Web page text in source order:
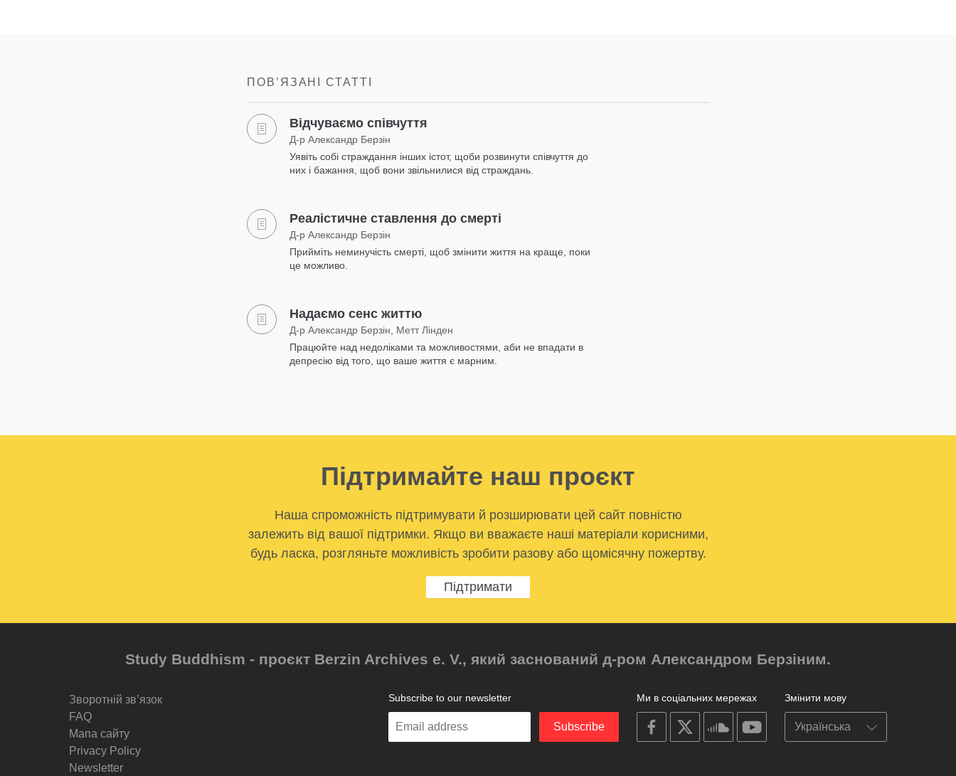
ПОВʼЯЗАНІ СТАТТІ
Відчуваємо співчуття
Д-р Александр Берзін
Уявіть собі страждання інших істот, щоби розвинути співчуття до
них і бажання, щоб вони звільнилися від страждань.
Реалістичне ставлення до смерті
Д-р Александр Берзін
Прийміть неминучість смерті, щоб змінити життя на краще, поки
це можливо.
Надаємо сенс життю
Д-р Александр Берзін, Метт Лінден
Працюйте над недоліками та можливостями, аби не впадати в
депресію від того, що ваше життя є марним.
Підтримайте наш проєкт
Наша спроможність підтримувати й розширювати цей сайт повністю
залежить від вашої підтримки. Якщо ви вважаєте наші матеріали корисними,
будь ласка, розгляньте можливість зробити разову або щомісячну пожертву.
Підтримати
Study Buddhism - проєкт Berzin Archives e. V., який заснований д-ром Александром Берзіним.
Зворотній звʼязок
FAQ
Мапа сайту
Privacy Policy
Newsletter
Змінити мову
Ми в соціальних мережах
on
facebook
soundcloudyoutube
Subscribe to our newsletter
Enter
Subscribe